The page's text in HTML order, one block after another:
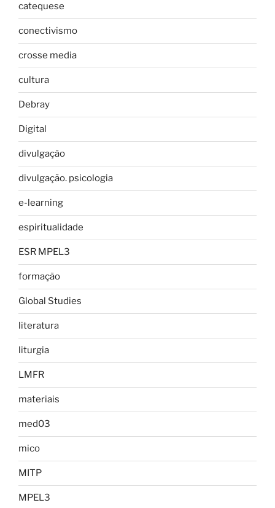
catequese
conectivismo
crosse media
cultura
Debray
Digital
divulgação
divulgação. psicologia
e-learning
espiritualidade
ESR MPEL3
formação
Global Studies
literatura
liturgia
LMFR
materiais
med03
mico
MITP
MPEL3